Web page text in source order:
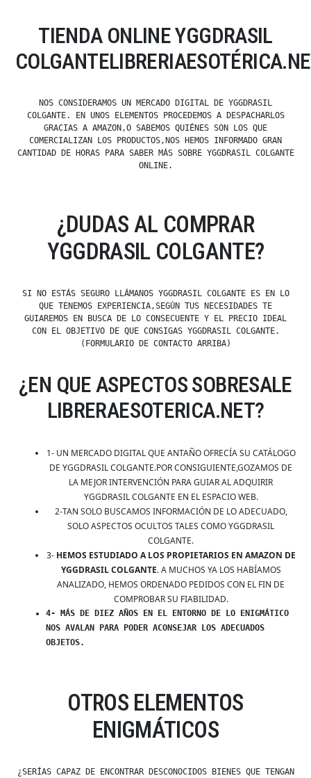
TIENDA ONLINE YGGDRASIL
NOS CONSIDERAMOS UN MERCADO DIGITAL DE YGGDRASIL
COLGANTE. EN UNOS ELEMENTOS PROCEDEMOS A DESPACHARLOS
GRACIAS A AMAZON,O SABEMOS QUIÉNES SON LOS QUE
COMERCIALIZAN LOS PRODUCTOS,NOS HEMOS INFORMADO GRAN
CANTIDAD DE HORAS PARA SABER MÁS SOBRE YGGDRASIL COLGANTE
ONLINE.
¿DUDAS AL COMPRAR
YGGDRASIL COLGANTE?
SI NO ESTÁS SEGURO LLÁMANOS YGGDRASIL COLGANTE ES EN LO
QUE TENEMOS EXPERIENCIA,SEGÚN TUS NECESIDADES TE
GUIAREMOS EN BUSCA DE LO CONSECUENTE Y EL PRECIO IDEAL
CON EL OBJETIVO DE QUE CONSIGAS YGGDRASIL COLGANTE.
(FORMULARIO DE CONTACTO ARRIBA)
¿EN QUE ASPECTOS SOBRESALE
LIBRERAESOTERICA.NET?
1- UN MERCADO DIGITAL QUE ANTAÑO OFRECÍA SU CATÁLOGO
DE YGGDRASIL COLGANTE.POR CONSIGUIENTE,GOZAMOS DE
LA MEJOR INTERVENCIÓN PARA GUIAR AL ADQUIRIR
YGGDRASIL COLGANTE EN EL ESPACIO WEB.
2-TAN SOLO BUSCAMOS INFORMACIÓN DE LO ADECUADO,
SOLO ASPECTOS OCULTOS TALES COMO YGGDRASIL
COLGANTE.
3- HEMOS ESTUDIADO A LOS PROPIETARIOS EN AMAZON DE
YGGDRASIL COLGANTE. A MUCHOS YA LOS HABÍAMOS
ANALIZADO, HEMOS ORDENADO PEDIDOS CON EL FIN DE
COMPROBAR SU FIABILIDAD.
4- MÁS DE DIEZ AÑOS EN EL ENTORNO DE LO ENIGMÁTICO
NOS AVALAN PARA PODER ACONSEJAR LOS ADECUADOS
OBJETOS.
OTROS ELEMENTOS
ENIGMÁTICOS
¿SERÍAS CAPAZ DE ENCONTRAR DESCONOCIDOS BIENES QUE TENGAN